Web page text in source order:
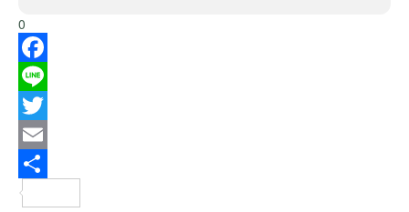
0
Facebook
Line
Twitter
Email